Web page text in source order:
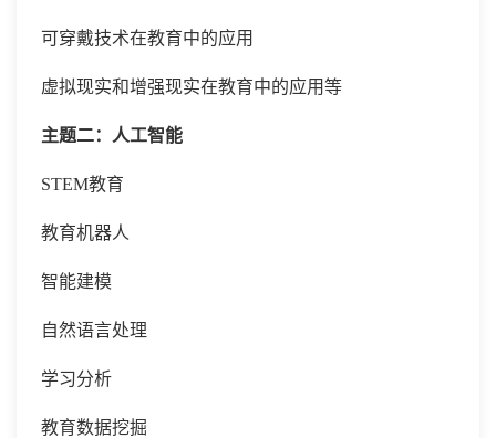
可穿戴技术在教育中的应用
虚拟现实和增强现实在教育中的应用等
主题二：人工智能
STEM教育
教育机器人
智能建模
自然语言处理
学习分析
教育数据挖掘